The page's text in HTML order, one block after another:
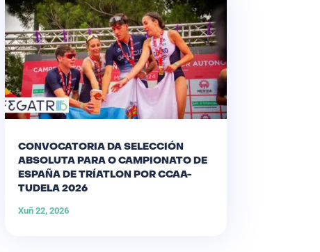
CONVOCATORIA DA SELECCIÓN
ABSOLUTA PARA O CAMPIONATO DE
ESPAÑA DE TRÍATLON POR CCAA-
TUDELA 2026
Xuñ 22, 2026